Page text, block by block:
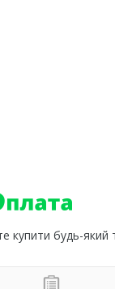
купити будь-